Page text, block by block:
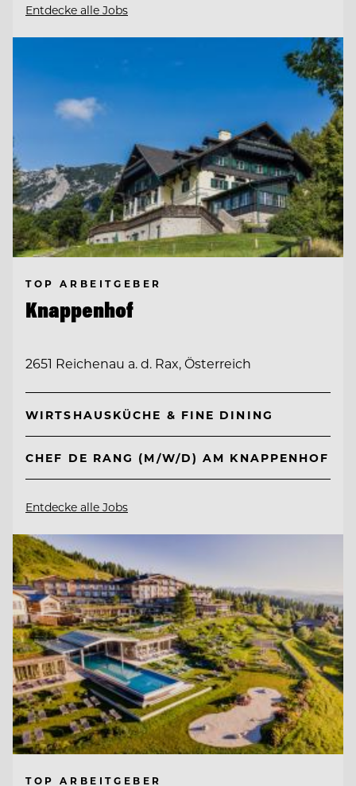
Entdecke alle Jobs
TOP ARBEITGEBER
Knappenhof
2651 Reichenau a. d. Rax, Österreich
WIRTSHAUSKÜCHE & FINE DINING
CHEF DE RANG (M/W/D) AM KNAPPENHOF
Entdecke alle Jobs
TOP ARBEITGEBER